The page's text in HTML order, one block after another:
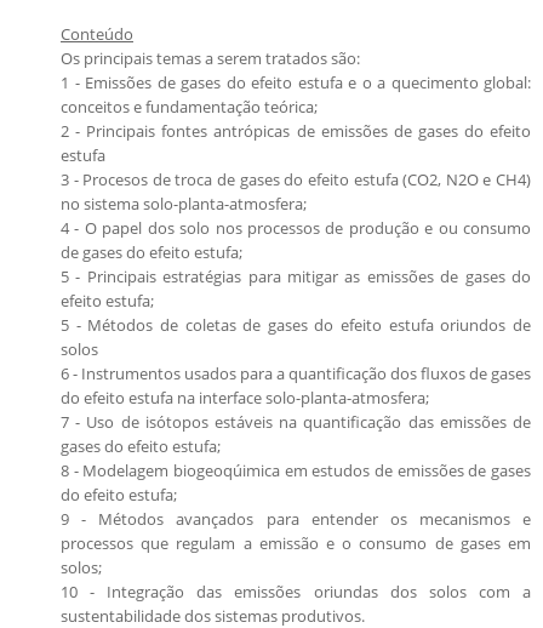
Conteúdo
Os principais temas a serem tratados são:
1 - Emissões de gases do efeito estufa e o a quecimento global:
conceitos e fundamentação teórica;
2 - Principais fontes antrópicas de emissões de gases do efeito
estufa
3 - Procesos de troca de gases do efeito estufa (CO2, N2O e CH4)
no sistema solo-planta-atmosfera;
4 - O papel dos solo nos processos de produção e ou consumo
de gases do efeito estufa;
5 - Principais estratégias para mitigar as emissões de gases do
efeito estufa;
5 - Métodos de coletas de gases do efeito estufa oriundos de
solos
6 - Instrumentos usados para a quantificação dos fluxos de gases
do efeito estufa na interface solo-planta-atmosfera;
7 - Uso de isótopos estáveis na quantificação das emissões de
gases do efeito estufa;
8 - Modelagem biogeoqúimica em estudos de emissões de gases
do efeito estufa;
9 - Métodos avançados para entender os mecanismos e
processos que regulam a emissão e o consumo de gases em
solos;
10 - Integração das emissões oriundas dos solos com a
sustentabilidade dos sistemas produtivos.